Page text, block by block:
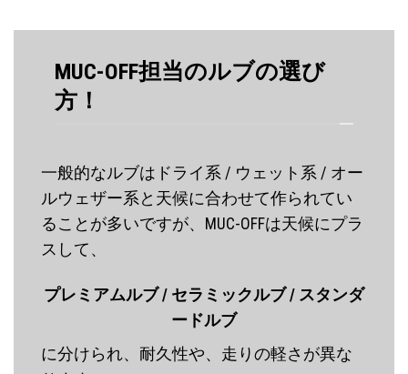
MUC-OFF担当のルブの選び
方！
一般的なルブはドライ系 / ウェット系 / オー
ルウェザー系と天候に合わせて作られてい
ることが多いですが、MUC-OFFは天候にプラ
スして、
プレミアムルブ / セラミックルブ / スタンダ
ードルブ
に分けられ、耐久性や、走りの軽さが異な